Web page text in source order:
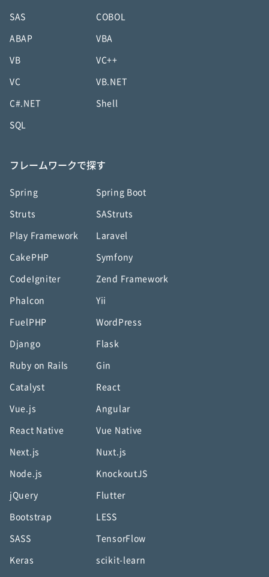
SAS COBOL
ABAP VBA
VB VC++
VC VB.NET
C#.NET Shell
SQL
フレームワークで探す
Spring Spring Boot
Struts SAStruts
Play Framework Laravel
CakePHP Symfony
CodeIgniter Zend Framework
Phalcon Yii
FuelPHP WordPress
Django Flask
Ruby on Rails Gin
Catalyst React
Vue.js Angular
React Native Vue Native
Next.js Nuxt.js
Node.js KnockoutJS
jQuery Flutter
Bootstrap LESS
SASS TensorFlow
Keras scikit-learn